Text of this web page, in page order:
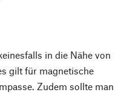
in die Nähe von
gilt für magnetische
Zudem sollte man